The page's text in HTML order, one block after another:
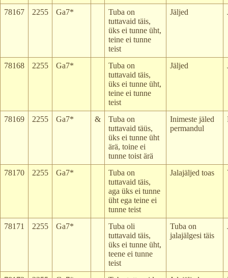
78167 2255 Ga7*
Tuba on
tuttavaid täis,
üks ei tunne üht,
teine ei tunne
teist
Jäljed
78168 2255 Ga7*
Tuba on
tuttavaid täis,
üks ei tunne üht,
teine ei tunne
teist
Jäljed
78169 2255 Ga7* &
Tuba on
tuttavaid täüs,
üks ei tunne üht
ärä, toine ei
tunne toist ärä
Inimeste jäled
permandul
78170 2255 Ga7*
Tuba on
tuttavaid täis,
aga üks ei tunne
üht ega teine ei
tunne teist
Jalajäljed toas
78171 2255 Ga7*
Tuba oli
tuttavaid täis,
üks ei tunne üht,
teene ei tunne
teist
Tuba on
jalajälgesi täis